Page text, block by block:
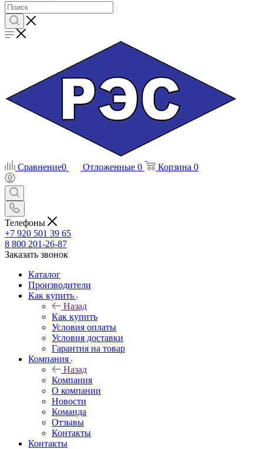
Сравнение0 Отложенные 0 Корзина 0
Телефоны
+7 920 501 39 65
8 800 201-26-87
Заказать звонок
Каталог
Производители
Как купить
Назад
Как купить
Условия оплаты
Условия доставки
Гарантия на товар
Компания
Назад
Компания
О компании
Новости
Команда
Отзывы
Контакты
Контакты